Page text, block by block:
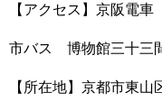
【アクセス】京阪電
市バス 博物館三十三
【所在地】京都市東